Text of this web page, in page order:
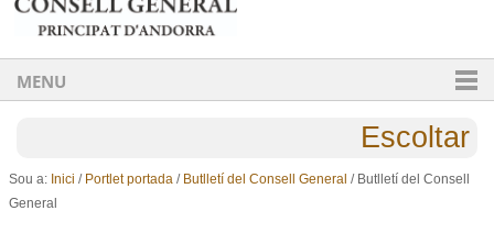
MENU
Escoltar
Sou a: Inici / Portlet portada / Butlletí del Consell General / Butlletí del Consell
General